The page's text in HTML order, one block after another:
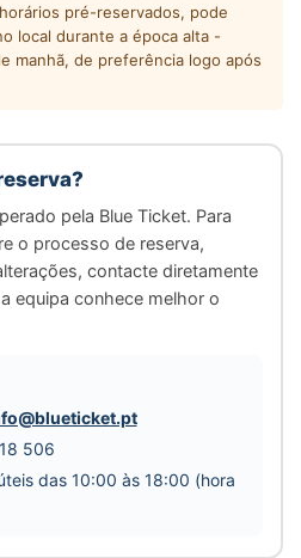
pré-reservados, pode
local durante a época alta -
manhã, de preferência logo após
pela Blue Ticket. Para
o processo de reserva,
contacte diretamente
equipa conhece melhor o
506
das 10:00 às 18:00 (hora